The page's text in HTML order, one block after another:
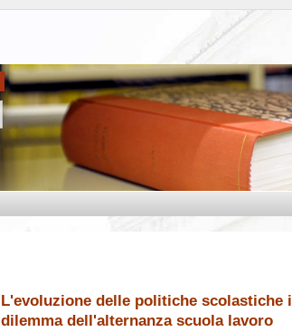
L'evoluzione delle politiche
dilemma dell'alternanza scuola lavoro